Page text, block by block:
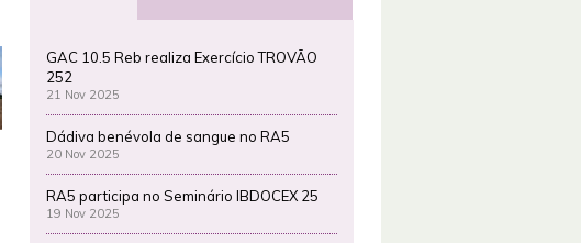
GAC 10.5 Reb realiza Exercício TROVÃO
252
21 Nov 2025
Dádiva benévola de sangue no RA5
20 Nov 2025
RA5 participa no Seminário IBDOCEX 25
19 Nov 2025